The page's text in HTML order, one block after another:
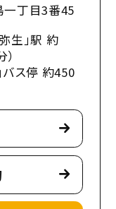
丁目3番45
生」駅 約
バス停 約450